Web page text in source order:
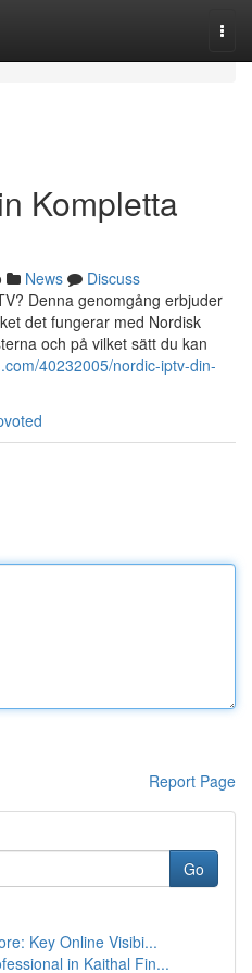
Kompletta
News
Discuss
Denna genomgång erbjuder
det fungerar med Nordisk
och på vilket sätt du kan
40232005/nordic-iptv-din-
Report Page
Go
Key Online Visibi...
in Kaithal Fin...